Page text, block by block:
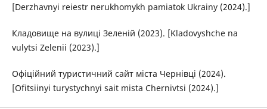
[Derzhavnyi reiestr nerukhomykh pamiatok Ukrainy (2024).]
Кладовище на вулиці Зеленій (2023). [Kladovyshche na
vulytsi Zelenii (2023).]
Офіційний туристичний сайт міста Чернівці (2024).
[Ofitsiinyi turystychnyi sait mista Chernivtsi (2024).]